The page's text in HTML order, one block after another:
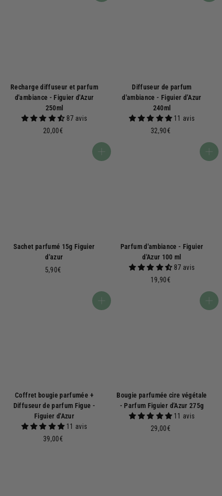
Recharge diffuseur et parfum
d'ambiance - Figuier d'Azur
250ml
87 avis
20,00€
Diffuseur de parfum
d'ambiance - Figuier d’Azur
240ml
11 avis
32,90€
Sachet parfumé 15g Figuier
d'azur
5,90€
Parfum d'ambiance - Figuier
d'Azur 100 ml
87 avis
19,90€
Coffret bougie parfumée +
Diffuseur de parfum Figue -
Figuier d'Azur
11 avis
39,00€
Bougie parfumée cire végétale
- Parfum Figuier d'Azur 275g
11 avis
29,00€